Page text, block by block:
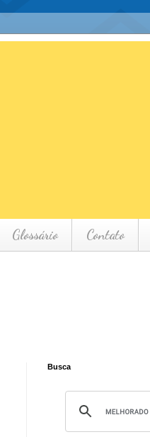
Glossário Contato
Busca